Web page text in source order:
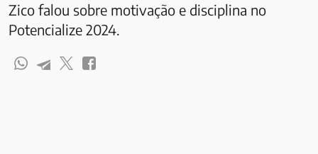
Zico falou sobre motivação e disciplina no
Potencialize 2024.